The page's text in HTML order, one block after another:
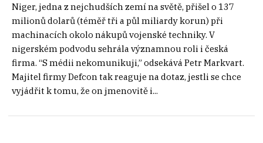
Niger, jedna z nejchudších zemí na světě, přišel o 137
milionů dolarů (téměř tři a půl miliardy korun) při
machinacích okolo nákupů vojenské techniky. V
nigerském podvodu sehrála významnou roli i česká
firma. “S médii nekomunikuji,” odsekává Petr Markvart.
Majitel firmy Defcon tak reaguje na dotaz, jestli se chce
vyjádřit k tomu, že on jmenovitě i...